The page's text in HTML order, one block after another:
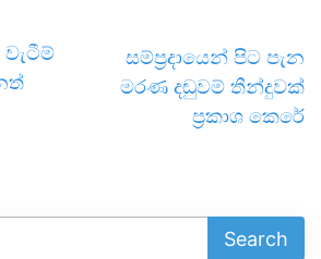
සම්ප්‍රදායෙන් පිට පැන
මරණ දඬුවම් තීන්දුවක්
ප්‍රකාශ කෙරේ